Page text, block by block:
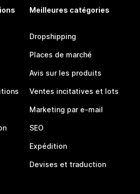
Meilleures catégories
Dropshipping
Places de marché
Avis sur les produits
Ventes incitatives et lots
Marketing par e-mail
SEO
Expédition
Devises et traduction